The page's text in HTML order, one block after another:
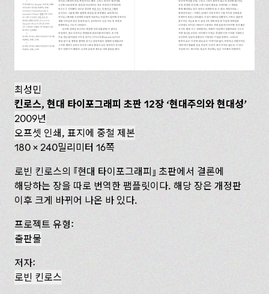
최성민
킨로스, 현대 타이포그래피 초판 12장 ‘현대주의와 현대성’
2009년
오프셋 인쇄, 표지에 중철 제본
180 x 240밀리미터 16쪽
로빈 킨로스의
현대 타이포그래피
초판에서 결론에
해당하는 장을 따로 번역한 팸플릿이다. 해당 장은 개정판
이후 크게 바뀌어 나온 바 있다.
프로젝트 유형:
출판물
저자:
로빈 킨로스